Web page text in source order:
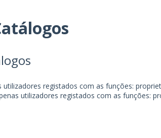
utilizadores registados com as funções:
utilizadores registados com as funções: